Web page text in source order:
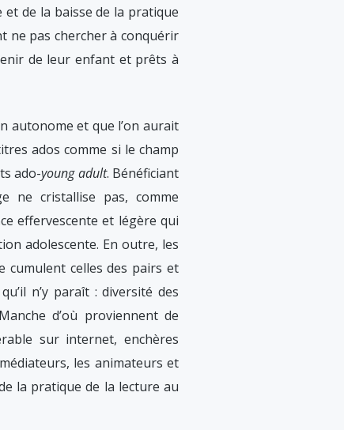
de la baisse de la pratique
ne pas chercher à conquérir
de leur enfant et prêts à
autonome et que l’on aurait
ados comme si le champ
ado-young adult. Bénéficiant
ne cristallise pas, comme
effervescente et légère qui
adolescente. En outre, les
cumulent celles des pairs et
n’y paraît : diversité des
d’où proviennent de
sur internet, enchères
les animateurs et
la pratique de la lecture au